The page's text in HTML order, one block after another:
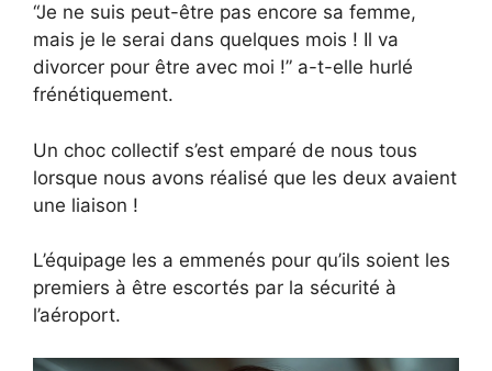
“Je ne suis peut-être pas encore sa femme,
mais je le serai dans quelques mois ! Il va
divorcer pour être avec moi !” a-t-elle hurlé
frénétiquement.
Un choc collectif s’est emparé de nous tous
lorsque nous avons réalisé que les deux avaient
une liaison !
L’équipage les a emmenés pour qu’ils soient les
premiers à être escortés par la sécurité à
l’aéroport.